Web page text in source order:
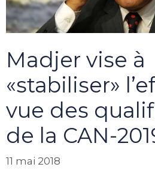
Madjer vise à
«stabiliser»
vue des
de la CAN-
11 mai 2018